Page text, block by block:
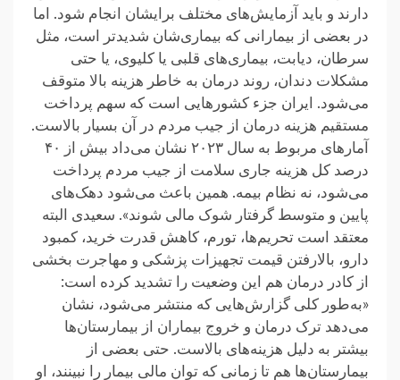
دارند و باید آزمایش‌های مختلف برایشان انجام شود. اما
در بعضی از بیمارانی که بیماری‌شان شدیدتر است، مثل
سرطان، دیابت، بیماری‌های قلبی یا کلیوی، یا حتی
مشکلات دندان، روند درمان به خاطر هزینه بالا متوقف
می‌شود. ایران جزء کشورهایی است که سهم پرداخت
مستقیم هزینه درمان از جیب مردم در آن بسیار بالاست.
آمارهای مربوط به سال ۲۰۲۳ نشان می‌داد بیش از ۴۰
درصد کل هزینه جاری سلامت از جیب مردم پرداخت
می‌شود، نه نظام بیمه. همین باعث می‌شود دهک‌های
پایین و متوسط گرفتار شوک مالی شوند». سعیدی البته
معتقد است تحریم‌ها، تورم، کاهش قدرت خرید، کمبود
دارو، بالارفتن قیمت تجهیزات پزشکی و مهاجرت بخشی
از کادر درمان هم این وضعیت را تشدید کرده است:
«به‌طور کلی گزارش‌هایی که منتشر می‌شود، نشان
می‌دهد ترک درمان و خروج بیماران از بیمارستان‌ها
بیشتر به دلیل هزینه‌های بالاست. حتی بعضی از
بیمارستان‌ها هم تا زمانی که توان مالی بیمار را نبینند، او